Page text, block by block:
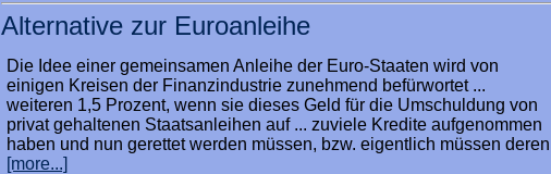
Alternative zur Euroanleihe
Die Idee einer gemeinsamen Anleihe der Euro-Staaten wird von
einigen Kreisen der Finanzindustrie zunehmend befürwortet ...
weiteren 1,5 Prozent, wenn sie dieses Geld für die Umschuldung von
privat gehaltenen Staatsanleihen auf ... zuviele Kredite aufgenommen
haben und nun gerettet werden müssen, bzw. eigentlich müssen deren
[more...]